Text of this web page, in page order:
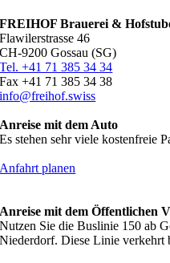
FREIHOF Brauerei &
Flawilerstrasse 46
CH-9200 Gossau (SG)
Tel. +41 71 385 34 34
Fax +41 71 385 34 38
info@freihof.swiss
Anreise mit dem Auto
Es stehen sehr viele kostenfreie
Anfahrt planen
Anreise mit dem Öffentlichen
Nutzen Sie die Buslinie 150 ab
Niederdorf. Diese Linie verkehrt